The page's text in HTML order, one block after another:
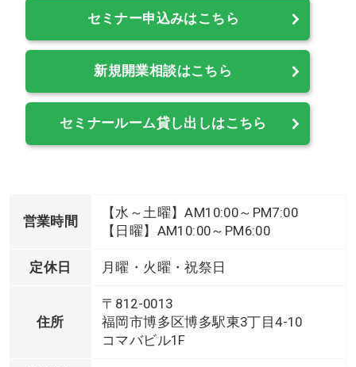
セミナー申込みはこちら
新規開業相談はこちら
セミナールーム貸し出しはこちら
営業時間
【水～土曜】AM10:00～PM7:00
【日曜】AM10:00～PM6:00
定休日 月曜・火曜・祝祭日
住所
〒812-0013
福岡市博多区博多駅東3丁目4-10
コマバビル1F